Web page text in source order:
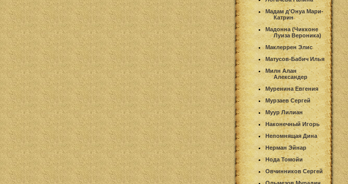
Мадам д'Онуа Мари-
Катрин
Мадонна (Чикконе
Луиза Вероника)
Маклеррен Элис
Матусов-Бабич Илья
Милн Алан
Александер
Муренина Евгения
Мурзаев Сергей
Муур Лилиан
Наконечный Игорь
Непомнящая Дина
Нерман Эйнар
Нода Томойи
Овчинников Сергей